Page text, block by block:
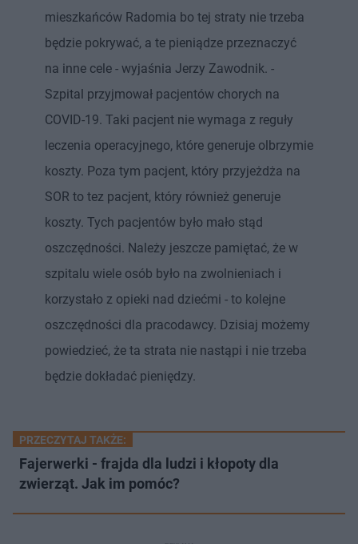
mieszkańców Radomia bo tej straty nie trzeba
będzie pokrywać, a te pieniądze przeznaczyć
na inne cele - wyjaśnia Jerzy Zawodnik. -
Szpital przyjmował pacjentów chorych na
COVID-19. Taki pacjent nie wymaga z reguły
leczenia operacyjnego, które generuje olbrzymie
koszty. Poza tym pacjent, który przyjeżdża na
SOR to tez pacjent, który również generuje
koszty. Tych pacjentów było mało stąd
oszczędności. Należy jeszcze pamiętać, że w
szpitalu wiele osób było na zwolnieniach i
korzystało z opieki nad dziećmi - to kolejne
oszczędności dla pracodawcy. Dzisiaj możemy
powiedzieć, że ta strata nie nastąpi i nie trzeba
będzie dokładać pieniędzy.
PRZECZYTAJ TAKŻE:
Fajerwerki - frajda dla ludzi i kłopoty dla
zwierząt. Jak im pomóc?